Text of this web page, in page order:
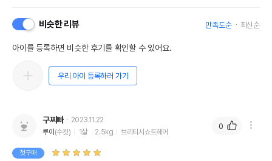
비슷한 리뷰 만족도순 최신순
아이를 등록하면 비슷한 후기를 확인할 수 있어요.
우리 아이 등록하러 가기
구찌빠
2023.11.22
루이 (수컷) 1살 2.5kg 브리티시쇼트헤어
첫구매
0